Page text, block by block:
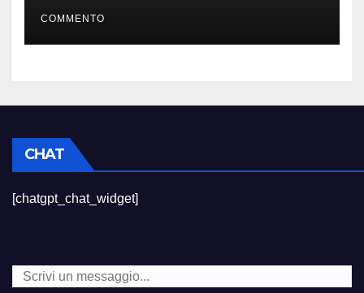
COMMENTO
CHAT
[chatgpt_chat_widget]